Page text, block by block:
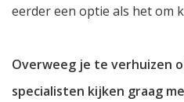
eerder een optie als het om
Overweeg je te verhuizen
specialisten kijken graag